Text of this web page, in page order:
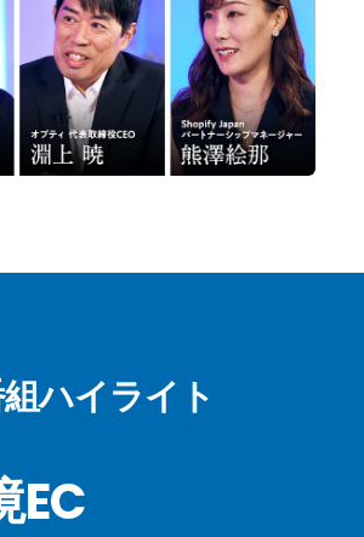
ハイライト
EC